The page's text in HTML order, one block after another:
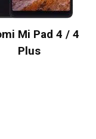
Mi Pad 4 / 4
Plus